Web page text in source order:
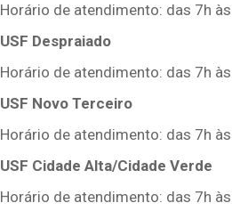
Horário de atendimento: das 7h
USF Despraiado
Horário de atendimento: das 7h
USF Novo Terceiro
Horário de atendimento: das 7h
USF Cidade Alta/Cidade Verde
Horário de atendimento: das 7h